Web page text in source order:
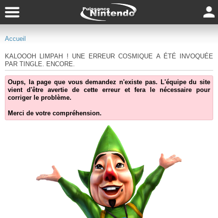
Accueil
KALOOOH LIMPAH ! UNE ERREUR COSMIQUE A ÉTÉ INVOQUÉE
PAR TINGLE. ENCORE.
Oups, la page que vous demandez n'existe pas. L'équipe du site
vient d'être avertie de cette erreur et fera le nécessaire pour
corriger le problème.
Merci de votre compréhension.